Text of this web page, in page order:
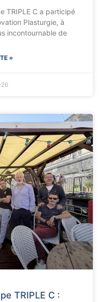
TRIPLE C a participé
Plasturgie, à
incontournable de
»
TRIPLE C :